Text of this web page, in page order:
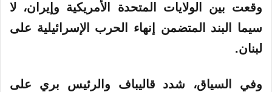
وقعت بين الولايات المتحدة الأمريكية وإيران، لا
سيما البند المتضمن إنهاء الحرب الإسرائيلية على
لبنان.
وفي السياق، شدد قاليباف والرئيس بري على